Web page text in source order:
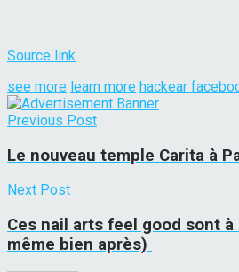
Source link
see more learn more hackear
Previous Post
Le nouveau temple Carita à
Next Post
Ces nail arts feel good sont
même bien après)